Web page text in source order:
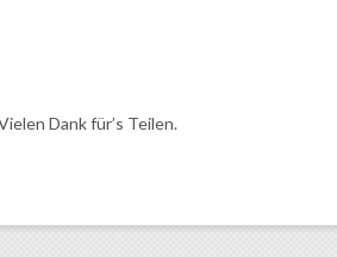
Dank für’s Teilen.